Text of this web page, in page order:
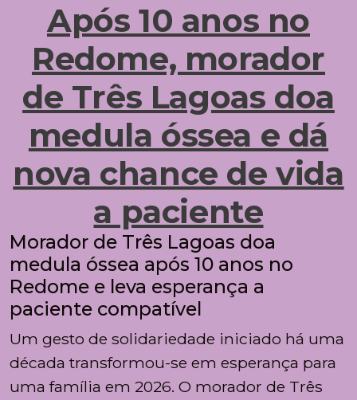
Após 10 anos no
Redome, morador
de Três Lagoas doa
medula óssea e dá
nova chance de vida
a paciente
Morador de Três Lagoas doa
medula óssea após 10 anos no
Redome e leva esperança a
paciente compatível
Um gesto de solidariedade iniciado há uma
década transformou-se em esperança para
uma família em 2026. O morador de Três